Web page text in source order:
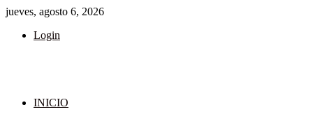
jueves, agosto 6, 2026
Login
INICIO